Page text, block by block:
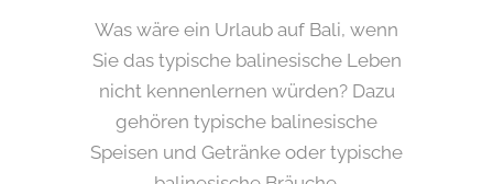
Was wäre ein Urlaub auf Bali, wenn
Sie das typische balinesische Leben
nicht kennenlernen würden? Dazu
gehören typische balinesische
Speisen und Getränke oder typische